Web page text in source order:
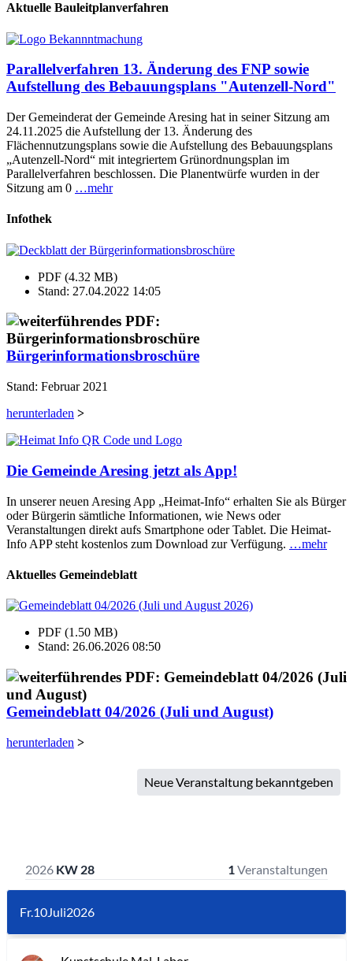
Aktuelle Bauleitplanverfahren
Parallelverfahren 13. Änderung des FNP sowie
Aufstellung des Bebauungsplans "Autenzell-Nord"
Der Gemeinderat der Gemeinde Aresing hat in seiner Sitzung am
24.11.2025 die Aufstellung der 13. Änderung des
Flächennutzungsplans sowie die Aufstellung des Bebauungsplans
„Autenzell-Nord“ mit integriertem Grünordnungsplan im
Parallelverfahren beschlossen. Die Planentwürfe wurden in der
Sitzung am 0 …mehr
Infothek
PDF (4.32 MB)
Stand: 27.04.2022 14:05
Bürgerinformationsbroschüre
Stand: Februar 2021
herunterladen >
Die Gemeinde Aresing jetzt als App!
In unserer neuen Aresing App „Heimat-Info“ erhalten Sie als Bürger
oder Bürgerin sämtliche Informationen, wie News oder
Veranstaltungen direkt aufs Smartphone oder Tablet. Die Heimat-
Info APP steht kostenlos zum Download zur Verfügung. …mehr
Aktuelles Gemeindeblatt
PDF (1.50 MB)
Stand: 26.06.2026 08:50
Gemeindeblatt 04/2026 (Juli und August)
herunterladen >